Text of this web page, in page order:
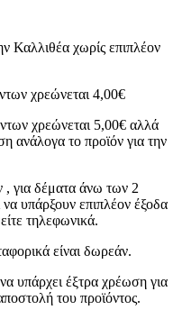
Καλλιθέα χωρίς επιπλέον
χρεώνεται 4,00€
χρεώνεται 5,00€ αλλά
ανάλογα το προϊόν για την
για δέματα άνω των 2
να υπάρξουν επιπλέον έξοδα
τηλεφωνικά.
είναι δωρεάν.
υπάρχει έξτρα χρέωση για
του προϊόντος.